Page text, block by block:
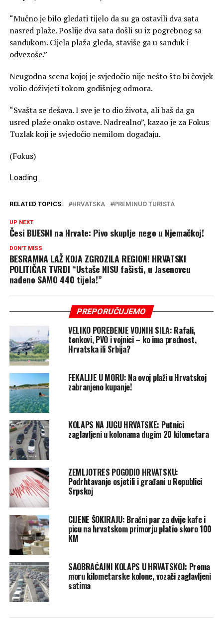
“Mučno je bilo gledati tijelo da su ga ostavili dva sata
nasred plaže. Poslije dva sata došli su iz pogrebnog sa
sandukom. Cijela plaža gleda, staviše ga u sanduk i
odvezoše.”
Neugodna scena kojoj je svjedočio nije nešto što bi čovjek
volio doživjeti tokom godišnjeg odmora.
“Svašta se dešava. I sve je to dio života, ali baš da ga
usred plaže onako ostave. Nadrealno”, kazao je za Fokus
Tuzlak koji je svjedočio nemilom događaju.
(Fokus)
Loading...
RELATED TOPICS: HRVATSKA PREMINUO TURISTA
UP NEXT
Česi BIJESNI na Hrvate: Pivo skuplje nego u Njemačkoj!
DON'T MISS
BESRAMNA LAŽ KOJA ZGROZILA REGION! HRVATSKI
POLITIČAR TVRDI “Ustaše NISU fašisti, u Jasenovcu
nađeno SAMO 440 tijela!”
PREPORUČUJEMO
VELIKO POREĐENJE VOJNIH SILA: Rafali,
tenkovi, PVO i vojnici – ko ima prednost,
Hrvatska ili Srbija?
FEKALIJE U MORU: Na ovoj plaži u Hrvatskoj
zabranjeno kupanje!
KOLAPS NA JUGU HRVATSKE: Putnici
zaglavljeni u kolonama dugim 20 kilometara
ZEMLJOTRES POGODIO HRVATSKU:
Podrhtavanje osjetili i građani u Republici
Srpskoj
CIJENE ŠOKIRAJU: Bračni par za dvije kafe i
picu na hrvatskom primorju platio skoro 100
KM
SAOBRAĆAJNI KOLAPS U HRVATSKOJ: Prema
moru kilometarske kolone, vozači zaglavljeni
satima